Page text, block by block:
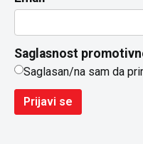
Saglasnost
Saglasan/na sam da
Prijavi se